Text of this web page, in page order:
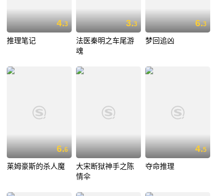
4.3
推理笔记
3.3
法医秦明之车尾游
魂
6.3
梦回追凶
6.6
莱姆豪斯的杀人魔
大宋断狱神手之陈
情伞
4.5
夺命推理